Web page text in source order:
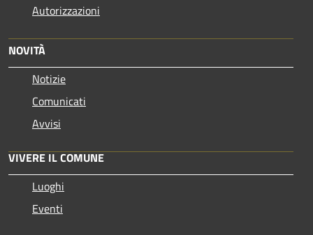
Autorizzazioni
NOVITÀ
Notizie
Comunicati
Avvisi
VIVERE IL COMUNE
Luoghi
Eventi